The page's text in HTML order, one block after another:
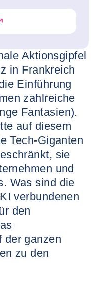
Aktionsgipfel
in Frankreich
Einführung
zahlreiche
Fantasien).
auf diesem
Tech-Giganten
sie
und
Was sind die
verbundenen
den
der ganzen
zu den